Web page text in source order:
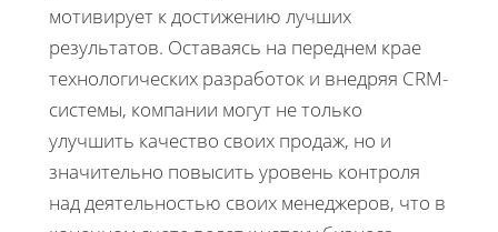
мотивирует к достижению лучших
результатов. Оставаясь на переднем крае
технологических разработок и внедряя CRM-
системы, компании могут не только
улучшить качество своих продаж, но и
значительно повысить уровень контроля
над деятельностью своих менеджеров, что в